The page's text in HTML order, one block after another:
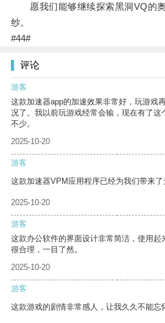
愿我们能够继续探索黑洞VQ的奥
纱。
#44#
评论
游客
这款加速器app的加速效果非常好，玩游戏
况了。我以前玩游戏经常会输，现在有了这
不少。
2025-10-20
游客
这款加速器VPM应用程序已经为我们带来了
2025-10-20
游客
这款办公软件的界面设计非常简洁，使用起
很合理，一目了然。
2025-10-20
游客
这款游戏的剧情非常感人，让我久久不能忘